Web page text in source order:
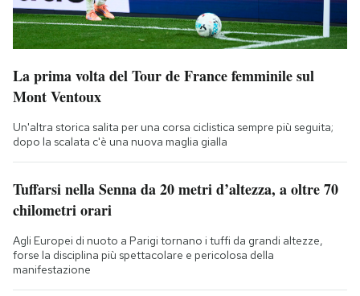
La prima volta del Tour de France femminile sul
Mont Ventoux
Un'altra storica salita per una corsa ciclistica sempre più seguita;
dopo la scalata c'è una nuova maglia gialla
Tuffarsi nella Senna da 20 metri d’altezza, a oltre 70
chilometri orari
Agli Europei di nuoto a Parigi tornano i tuffi da grandi altezze,
forse la disciplina più spettacolare e pericolosa della
manifestazione